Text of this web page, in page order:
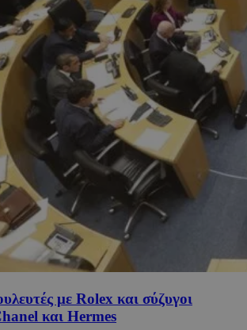
με Rolex και σύζυγοι
και Hermes